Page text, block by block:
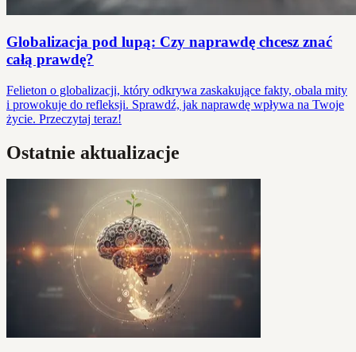
Globalizacja pod lupą: Czy naprawdę chcesz znać
całą prawdę?
Felieton o globalizacji, który odkrywa zaskakujące fakty, obala mity
i prowokuje do refleksji. Sprawdź, jak naprawdę wpływa na Twoje
życie. Przeczytaj teraz!
Ostatnie aktualizacje